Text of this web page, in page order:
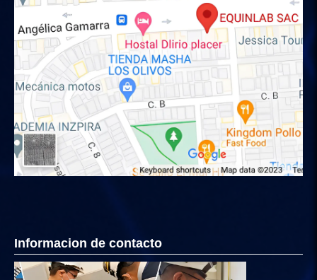
Informacion de contacto